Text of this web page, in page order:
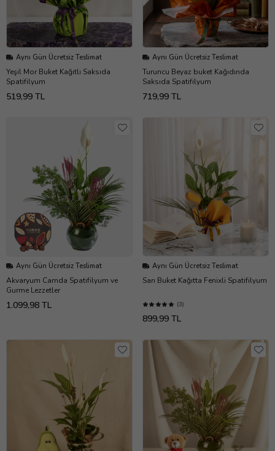
Aynı Gün Ücretsiz Teslimat
Yeşil Mor Buket Kağıtlı Saksıda
Spatifilyum
519,99 TL
Aynı Gün Ücretsiz Teslimat
Turuncu Beyaz buket Kağıdında
Saksıda Spatifilyum
719,99 TL
Aynı Gün Ücretsiz Teslimat
Akvaryum Camda Spatifilyum ve
Gurme Lezzetler
1.099,98 TL
Aynı Gün Ücretsiz Teslimat
Sarı Buket Kağıtta Fenixli Spatifilyum
(3)
899,99 TL